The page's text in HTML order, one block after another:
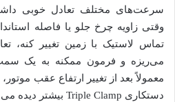
سرعت‌های مختلف تعادل خوبی
وقتی زاویه چرخ جلو یا فاصله
تماس لاستیک با زمین تغییر کنه،
می‌ریزه و فرمون ممکنه به یک سمت
معمولاً بعد از تغییر ارتفاع عقب
دستکاری Triple Clamp بیشتر دیده می‌شه.